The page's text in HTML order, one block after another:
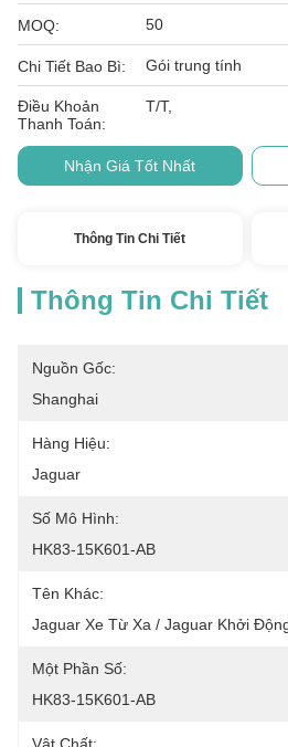
MOQ: 50
Chi Tiết Bao Bì: Gói trung tính
Điều Khoản
Thanh Toán:
T/T,
Nhận Giá Tốt Nhất
Thông Tin Chi Tiết
Thông Tin Chi Tiết
Nguồn Gốc:
Shanghai
Hàng Hiệu:
Jaguar
Số Mô Hình:
HK83-15K601-AB
Tên Khác:
Jaguar Xe Từ Xa / Jaguar Khởi
Một Phần Số:
HK83-15K601-AB